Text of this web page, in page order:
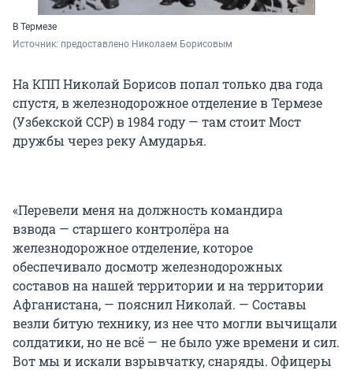
В Термезе
Источник: предоставлено Николаем Борисовым
На КПП Николай Борисов попал только два года
спустя, в железнодорожное отделение в Термезе
(Узбекской ССР) в 1984 году — там стоит Мост
дружбы через реку Амударья.
«Перевели меня на должность командира
взвода — старшего контролёра на
железнодорожное отделение, которое
обеспечивало досмотр железнодорожных
составов на нашей территории и на территории
Афганистана, — пояснил Николай. — Составы
везли битую технику, из нее что могли вычищали
солдатики, но не всё — не было уже времени и сил.
Вот мы и искали взрывчатку, снаряды. Офицеры